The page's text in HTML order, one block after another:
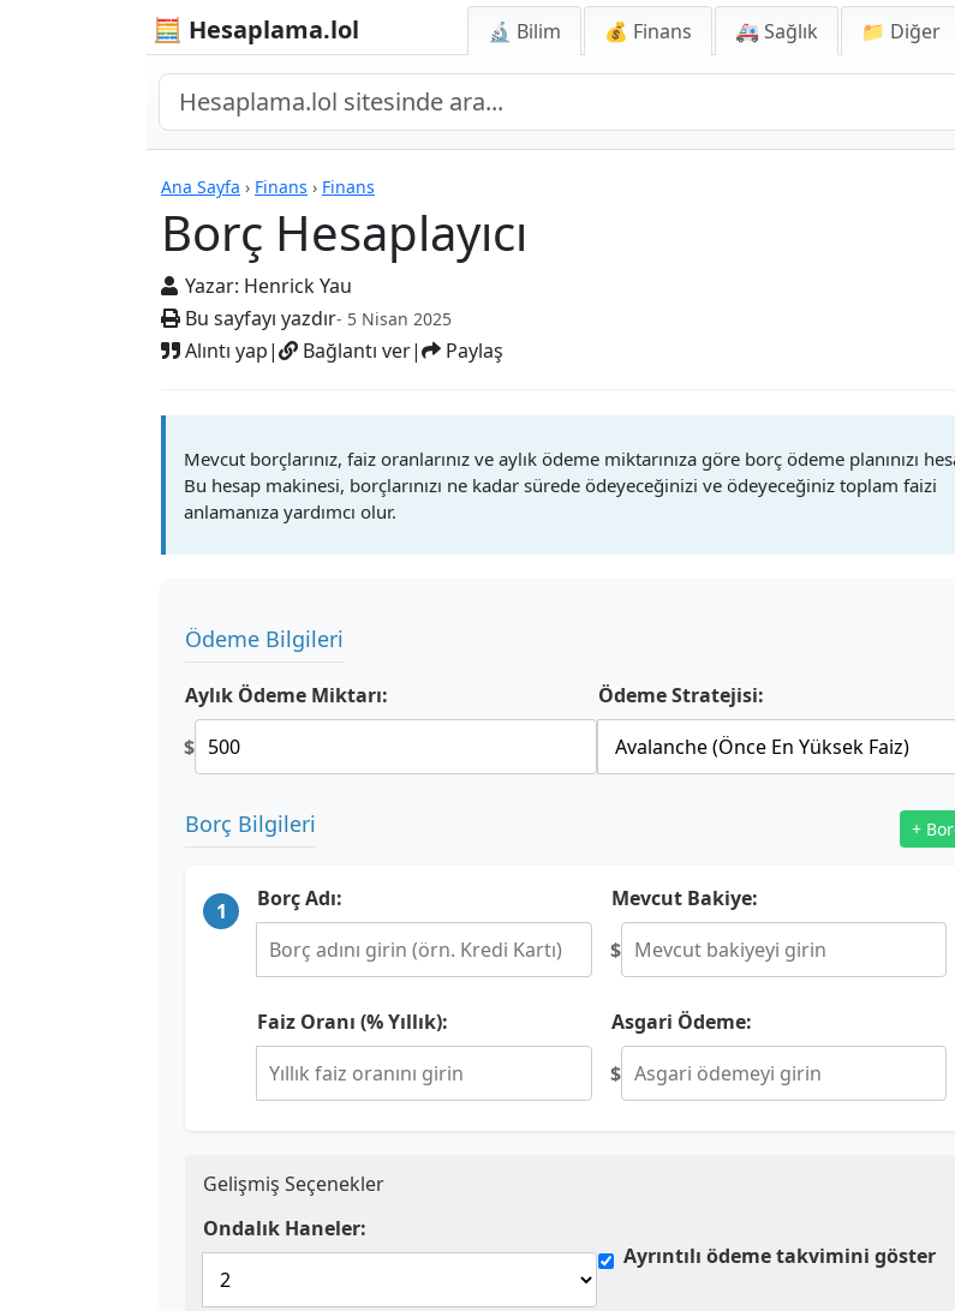
🧮 Hesaplama.lol 🔬 Bilim 💰 Finans 🚑 Sağlık 📁 Diğer
Ana Sayfa › Finans › Finans
Borç Hesaplayıcı
Yazar: Henrick Yau
Bu sayfayı yazdır- 5 Nisan 2025
Alıntı yap| Bağlantı ver| Paylaş
Hesap Makineleri
Mevcut borçlarınız, faiz oranlarınız ve aylık ödeme miktarınıza göre borç ödeme planınızı
Bu hesap makinesi, borçlarınızı ne kadar sürede ödeyeceğinizi ve ödeyeceğiniz toplam faizi
anlamanıza yardımcı olur.
Ödeme Bilgileri
Aylık Ödeme Miktarı:
$
Ödeme Stratejisi:
Borç Bilgileri +
1 Borç Adı:
Mevcut Bakiye:
$
Faiz Oranı (% Yıllık):
Asgari Ödeme:
$
Gelişmiş Seçenekler
Ondalık Haneler:
Ayrıntılı ödeme takvimini göster